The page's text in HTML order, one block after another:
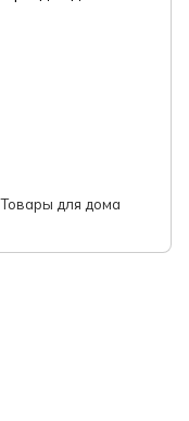
Товары для дома